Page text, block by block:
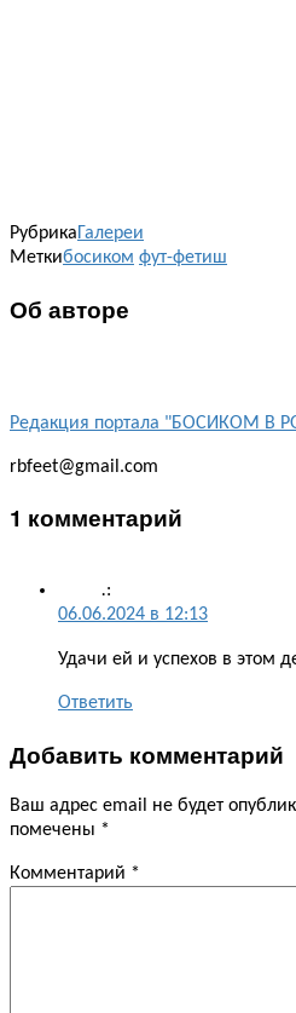
РубрикаГалереи
Меткибосиком фут-фетиш
Об авторе
Редакция портала "БОСИКОМ В
rbfeet@gmail.com
1 комментарий
.:
06.06.2024 в 12:13
Удачи ей и успехов в этом
Ответить
Добавить комментарий
Ваш адрес email не будет
помечены *
Комментарий *